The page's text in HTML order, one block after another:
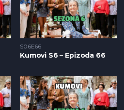
S06E66
Kumovi S6 – Epizoda 66